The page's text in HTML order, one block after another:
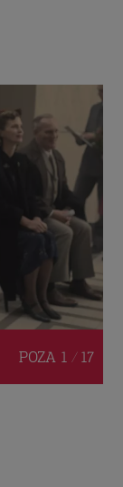
POZA 1 / 17